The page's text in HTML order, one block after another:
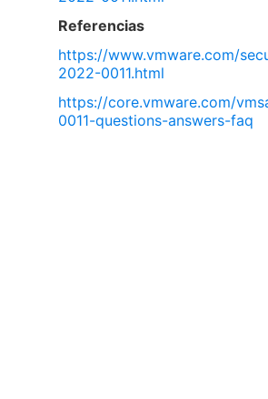
Referencias
https://www.vmware.com/
2022-0011.html
https://core.vmware.com/
0011-questions-answers-faq